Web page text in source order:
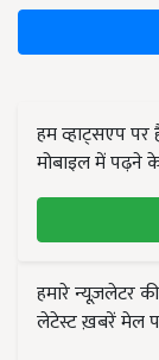
हम व्हाट्सएप
मोबाइल में पढ़ने
हमारे न्यूज़लेटर
लेटेस्ट ख़बरें मेल